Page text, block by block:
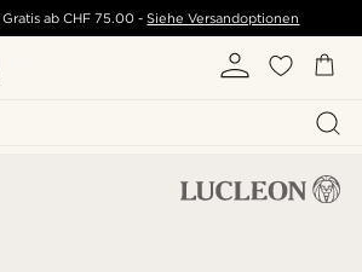
Gratis ab CHF 75.00 - Siehe Versandoptionen